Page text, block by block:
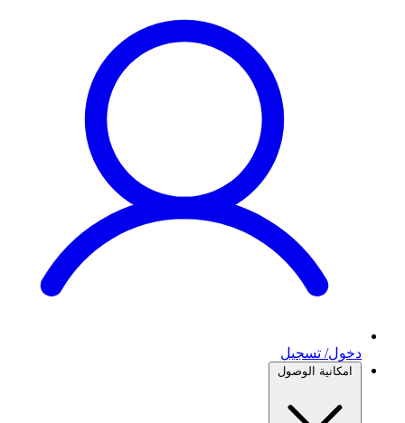
دخول/ تسجيل
امكانية الوصول